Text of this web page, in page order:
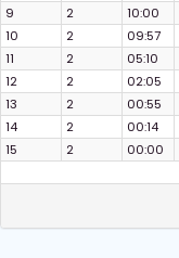
9
2 10:00
10
2 09:57
11
2 05:10
12
2 02:05
13
2 00:55
14
2 00:14
15
2 00:00